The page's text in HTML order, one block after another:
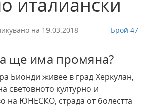
италиански
на 19.03.2018 Брой 47
ще има промяна?
Бионди живее в град Херкулан,
световното културно и
на ЮНЕСКО, страда от болестта